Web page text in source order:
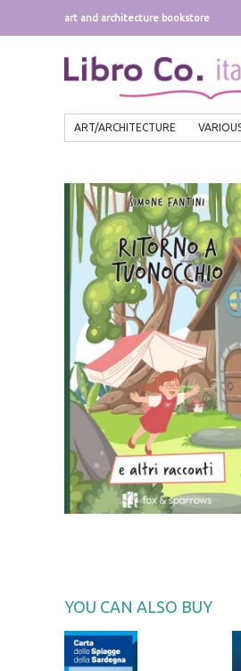
art and architecture bookstore
ART/ARCHITECTURE
YOU CAN ALSO BUY